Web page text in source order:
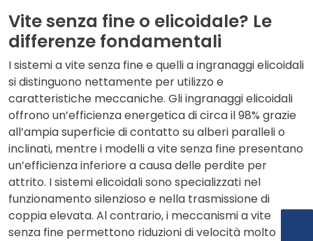
Vite senza fine o elicoidale? Le
differenze fondamentali
I sistemi a vite senza fine e quelli a ingranaggi elicoidali
si distinguono nettamente per utilizzo e
caratteristiche meccaniche. Gli ingranaggi elicoidali
offrono un’efficienza energetica di circa il 98% grazie
all’ampia superficie di contatto su alberi paralleli o
inclinati, mentre i modelli a vite senza fine presentano
un’efficienza inferiore a causa delle perdite per
attrito. I sistemi elicoidali sono specializzati nel
funzionamento silenzioso e nella trasmissione di
coppia elevata. Al contrario, i meccanismi a vite
senza fine permettono riduzioni di velocità molto